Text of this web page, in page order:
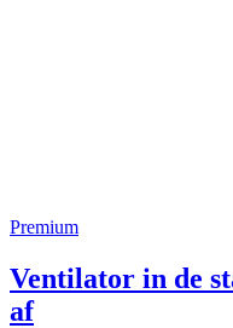
Premium
Ventilator in de
af